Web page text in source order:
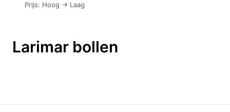
Prijs: Hoog -> Laag
Larimar bollen